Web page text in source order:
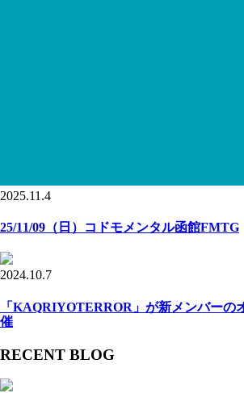
2025.11.4
25/11/09（日）コドモメンタル函館FMTG
2024.10.7
「KAQRIYOTERROR」が新メンバーの
催
RECENT BLOG